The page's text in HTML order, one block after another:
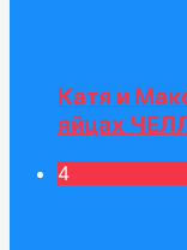
Катя и
яйцах
4